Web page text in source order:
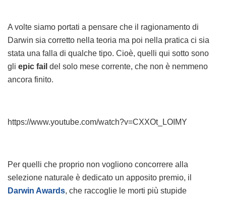
A volte siamo portati a pensare che il ragionamento di
Darwin sia corretto nella teoria ma poi nella pratica ci sia
stata una falla di qualche tipo. Cioè, quelli qui sotto sono
gli epic fail del solo mese corrente, che non è nemmeno
ancora finito.
https://www.youtube.com/watch?v=CXXOt_LOIMY
Per quelli che proprio non vogliono concorrere alla
selezione naturale è dedicato un apposito premio, il
Darwin Awards, che raccoglie le morti più stupide